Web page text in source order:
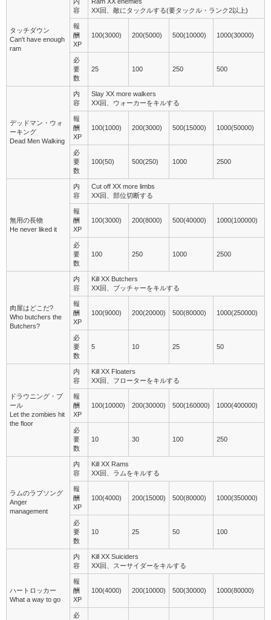
タッチダウン
Can't have enough
ram
容
XX回、敵にタックルする(要タックル・ランク2以上)
報
酬
XP
100(3000) 200(5000) 500(10000) 1000(30000)
必
要
数
25 100 250 500
デッドマン・ウォ
ーキング
Dead Men Walking
内
容
Slay XX more walkers
XX回、ウォーカーをキルする
報
酬
XP
100(1000) 200(3000) 500(15000) 1000(50000)
必
要
数
100(50) 500(250) 1000 2500
無用の長物
He never liked it
内
容
Cut off XX more limbs
XX回、部位切断する
報
酬
XP
100(3000) 200(8000) 500(40000) 1000(100000)
必
要
数
100 250 1000 2500
肉屋はどこだ?
Who butchers the
Butchers?
内
容
Kill XX Butchers
XX回、ブッチャーをキルする
報
酬
XP
100(9000) 200(20000) 500(80000) 1000(250000)
必
要
数
5 10 25 50
ドラウニング・プ
ール
Let the zombies hit
the floor
内
容
Kill XX Floaters
XX回、フローターをキルする
報
酬
XP
100(10000) 200(30000) 500(160000) 1000(400000)
必
要
数
10 30 100 250
ラムのラブソング
Anger
management
内
容
Kill XX Rams
XX回、ラムをキルする
報
酬
XP
100(4000) 200(15000) 500(80000) 1000(350000)
必
要
数
10 25 50 100
ハートロッカー
What a way to go
内
容
Kill XX Suiciders
XX回、スーサイダーをキルする
報
酬
XP
100(4000) 200(10000) 500(30000) 1000(80000)
必